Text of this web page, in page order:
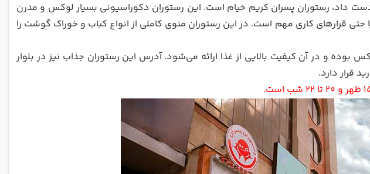
داد، رستوران پسران کریم خیام است. این رستوران دکوراسیونی بسیار لوکس و مدرن
قرارهای کاری مهم است. در این رستوران منوی کاملی از انواع کباب و خوراک گوشت را
بوده و در آن کیفیت بالایی از غذا ارائه می‌شود. آدرس این رستوران جذاب نیز در بلوار